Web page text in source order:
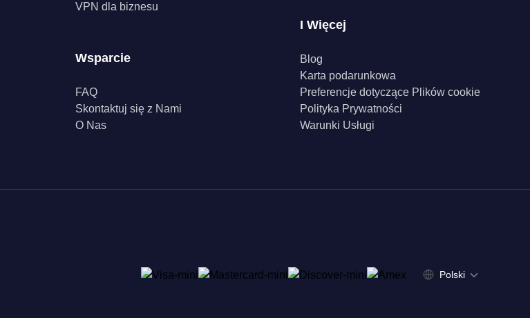
VPN dla biznesu
Wsparcie
FAQ
Skontaktuj się z Nami
O Nas
I Więcej
Blog
Karta podarunkowa
Preferencje dotyczące Plików cookie
Polityka Prywatności
Warunki Usługi
Polski